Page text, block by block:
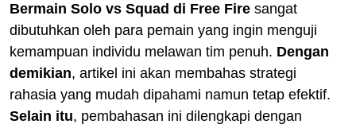
Bermain Solo vs Squad di Free Fire sangat
dibutuhkan oleh para pemain yang ingin menguji
kemampuan individu melawan tim penuh. Dengan
demikian, artikel ini akan membahas strategi
rahasia yang mudah dipahami namun tetap efektif.
Selain itu, pembahasan ini dilengkapi dengan